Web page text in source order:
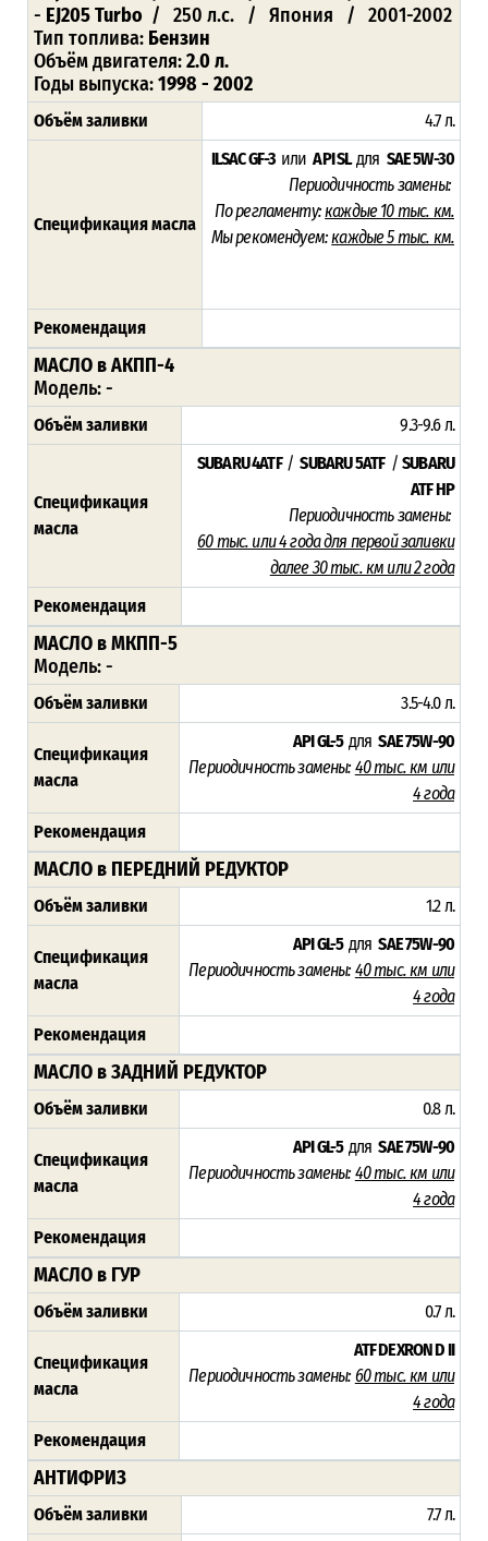
- EJ205 Turbo / 250 л.с. / Япония / 2001-2002
Тип топлива: Бензин
Объём двигателя:2.0 л.
Годы выпуска:1998 - 2002
Объём заливки 4.7 л.
Спецификация масла
ILSAC GF-3 илиAPI SLдля SAE 5W-30
Периодичность замены:
По регламенту:каждые 10 тыс. км.
Мы рекомендуем:каждые 5 тыс. км.
Рекомендация
МАСЛО в АКПП-4
Модель:-
Объём заливки 9.3-9.6л.
Спецификация
масла
SUBARU 4ATF /SUBARU 5ATF /SUBARU
ATF HP
Периодичность замены:
60 тыс. или 4 года для первой заливки
далее 30 тыс. км или 2 года
Рекомендация
МАСЛО в МКПП-5
Модель: -
Объём заливки 3.5-4.0 л.
Спецификация
масла
API GL-5 дляSAE 75W-90
Периодичность замены: 40 тыс. км или
4 года
Рекомендация
МАСЛО в ПЕРЕДНИЙ РЕДУКТОР
Объём заливки 1.2 л.
Спецификация
масла
API GL-5 дляSAE 75W-90
Периодичность замены: 40 тыс. км или
4 года
Рекомендация
МАСЛО в ЗАДНИЙ РЕДУКТОР
Объём заливки 0.8 л.
Спецификация
масла
API GL-5 дляSAE 75W-90
Периодичность замены: 40 тыс. км или
4 года
Рекомендация
МАСЛО в ГУР
Объём заливки 0.7 л.
Спецификация
масла
ATF DEXRON D II
Периодичность замены: 60 тыс. км или
4 года
Рекомендация
АНТИФРИЗ
Объём заливки 7.7 л.